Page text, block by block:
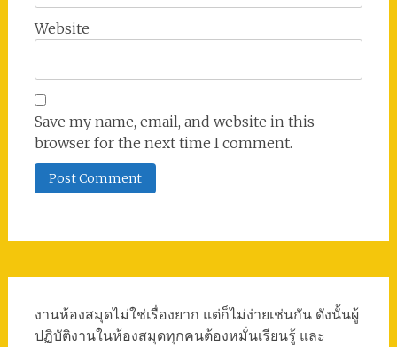
Website
Save my name, email, and website in this
browser for the next time I comment.
งานห้องสมุดไม่ใช่เรื่องยาก แต่ก็ไม่ง่ายเช่นกัน ดังนั้นผู้
ปฏิบัติงานในห้องสมุดทุกคนต้องหมั่นเรียนรู้ และ